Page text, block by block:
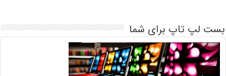
بست لپ تاپ برای شما